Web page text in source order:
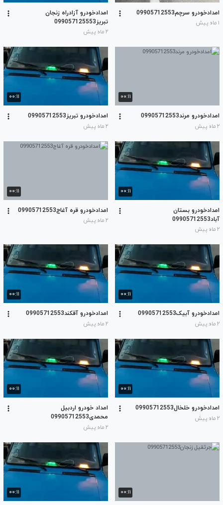
امدادخودرو سرچم09905712553
۱ ماه پیش
امدادخودرو آزادراه زنجان
تبریز099057125553
۲ ماه پیش
۰۰:۱۱
امدادخودرو مرند09905712553
۲ ماه پیش
۰۰:۱۱
امدادخودرو تبریز09905712553
۲ ماه پیش
۰۰:۱۱
امدادخودرو بستان
آباد09905712553
۲ ماه پیش
۰۰:۱۱
امدادخودرو قره آغاج09905712553
۲ ماه پیش
۰۰:۱۱
امدادخودرو آبیک09905712553
۲ ماه پیش
۰۰:۱۱
امدادخودرو آقکند09905712553
۲ ماه پیش
۰۰:۱۱
امدادخودرو خلخال09905712553
۲ ماه پیش
۰۰:۱۱
امداد خودرو اردبیل
محمدی09905712553
۲ ماه پیش
۰۰:۱۱ ۰۰:۱۱